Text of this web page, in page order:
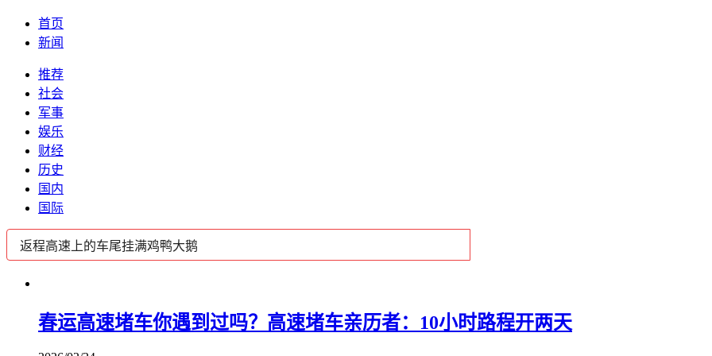
首页
新闻
推荐
社会
军事
娱乐
财经
历史
国内
国际
春运高速堵车你遇到过吗？高速堵车亲历者：10小时路程开两天